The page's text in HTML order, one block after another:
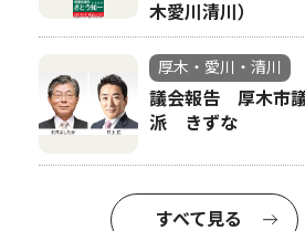
木愛川清川）
厚木・愛川・清川
議会報告 厚木市
派 きずな
すべて見る